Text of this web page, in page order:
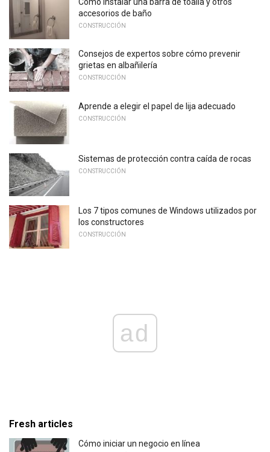
accesorios de baño
CONSTRUCCIÓN
Consejos de expertos sobre cómo prevenir
grietas en albañilería
CONSTRUCCIÓN
Aprende a elegir el papel de lija adecuado
CONSTRUCCIÓN
Sistemas de protección contra caída de rocas
CONSTRUCCIÓN
Los 7 tipos comunes de Windows utilizados por
los constructores
CONSTRUCCIÓN
ad
Fresh articles
Cómo iniciar un negocio en línea